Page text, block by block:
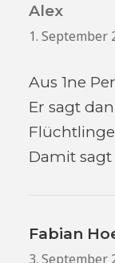
Alex
1. September
Aus 1ne
Er sagt
Flüchtlinge
Damit sagt
Fabian
3. September